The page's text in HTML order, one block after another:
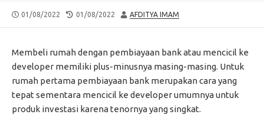
PUBLISHED
01/08/2022
LAST
01/08/2022 AUTHOR
AFDITYA IMAM
Membeli rumah dengan pembiayaan bank atau mencicil ke
developer memiliki plus-minusnya masing-masing. Untuk
rumah pertama pembiayaan bank merupakan cara yang
tepat sementara mencicil ke developer umumnya untuk
produk investasi karena tenornya yang singkat.